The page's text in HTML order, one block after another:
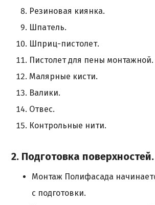
Резиновая киянка.
Шпатель.
Шприц-пистолет.
Пистолет для пены монтажной.
Малярные кисти.
Валики.
Отвес.
Контрольные нити.
2. Подготовка поверхностей.
Монтаж Полифасада
с подготовки.